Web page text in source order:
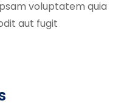
voluptatem quia
aut fugit